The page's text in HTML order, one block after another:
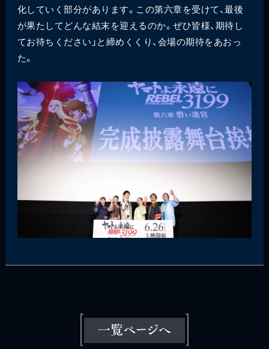
化していく部分があります。この第六章を受けて、最後
が果たしてどんな結末を迎えるのか。ぜひ皆様、期待し
てお待ちください」と締めくくり、会場の期待をあおっ
た。